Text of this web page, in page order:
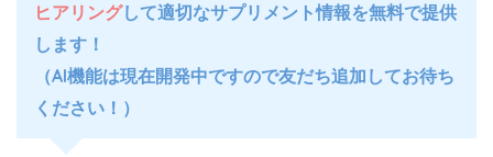
ヒアリングして適切なサプリメント情報を無料で提供
します！
（AI機能は現在開発中ですので友だち追加してお待ち
ください！）